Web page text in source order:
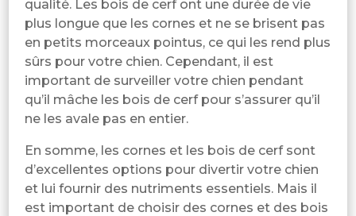
qualité. Les bois de cerf ont une durée de vie
plus longue que les cornes et ne se brisent pas
en petits morceaux pointus, ce qui les rend plus
sûrs pour votre chien. Cependant, il est
important de surveiller votre chien pendant
qu’il mâche les bois de cerf pour s’assurer qu’il
ne les avale pas en entier.
En somme, les cornes et les bois de cerf sont
d’excellentes options pour divertir votre chien
et lui fournir des nutriments essentiels. Mais il
est important de choisir des cornes et des bois